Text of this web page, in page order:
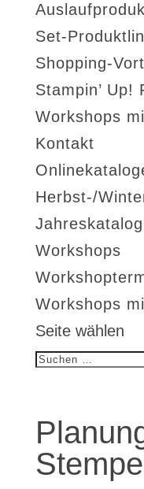
Set-
Shopping-
Stampin’ Up!
Workshops
Kontakt
Herbst-/
Workshops
Workshops
Seite wählen